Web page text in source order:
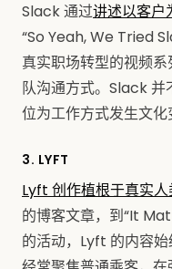
Slack 通过讲述以客户
“So Yeah, We Tried
真实职场转型的视频
队沟通方式。Slack 并
位为工作方式发生文化
3. LYFT
Lyft 创作植根于真实
的博客文章，到“It
的活动，Lyft 的内容